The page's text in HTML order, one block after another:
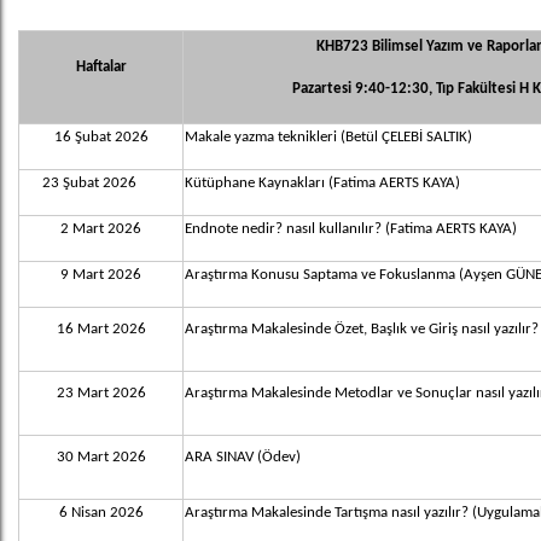
Haftalar
KHB723 Bilimsel Yazım ve
Pazartesi 9:40-12:30, Tıp Fakültesi H
16 Şubat 2026 Makale yazma teknikleri (Betül ÇELEBİ SALTIK)
23 Şubat 2026 Kütüphane Kaynakları (Fatima AERTS KAYA)
2 Mart 2026 Endnote nedir? nasıl kullanılır? (Fatima AERTS KAYA)
9 Mart 2026 Araştırma Konusu Saptama ve Fokuslanma (Ayşen
16 Mart2026 Araştırma Makalesinde Özet, Başlık ve Giriş nasıl
23 Mart2026 Araştırma Makalesinde Metodlar ve Sonuçlar nasıl
30 Mart2026 ARA SINAV (Ödev)
6 Nisan 2026 Araştırma Makalesinde Tartışma nasıl yazılır?